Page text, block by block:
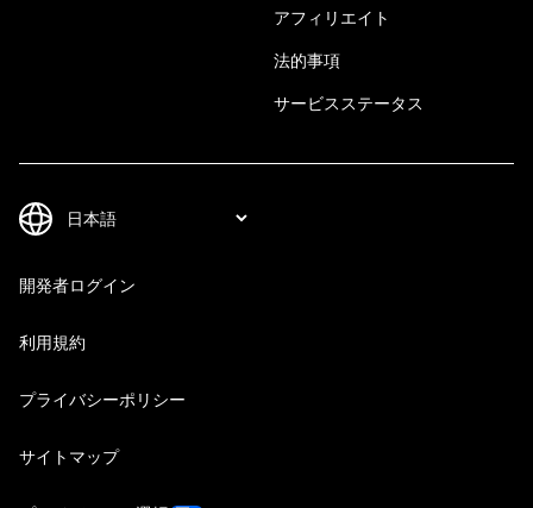
アフィリエイト
法的事項
サービスステータス
開発者ログイン
利用規約
プライバシーポリシー
サイトマップ